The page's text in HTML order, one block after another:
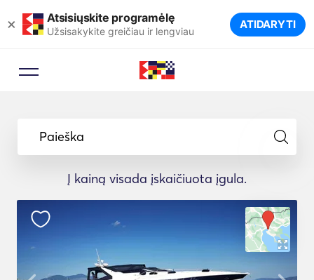
× Atsisiųskite programėlę
Užsisakykite greičiau ir lengviau ATIDARYTI
Paieška
Į kainą visada įskaičiuota įgula.